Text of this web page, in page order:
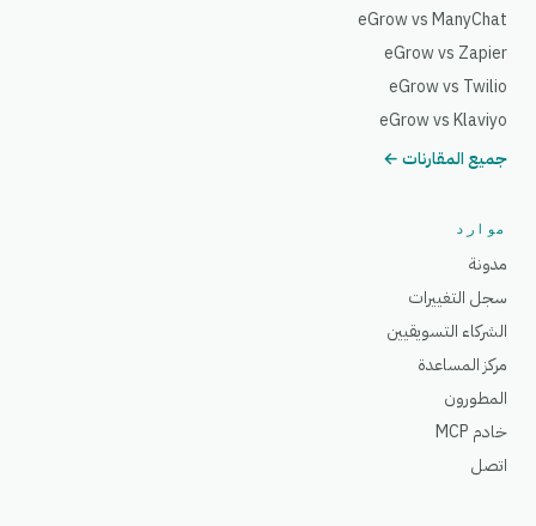
eGrow vs ManyChat
eGrow vs Zapier
eGrow vs Twilio
eGrow vs Klaviyo
جميع المقارنات ←
موارد
مدونة
سجل التغييرات
الشركاء التسويقيين
مركز المساعدة
المطورون
خادم MCP
اتصل